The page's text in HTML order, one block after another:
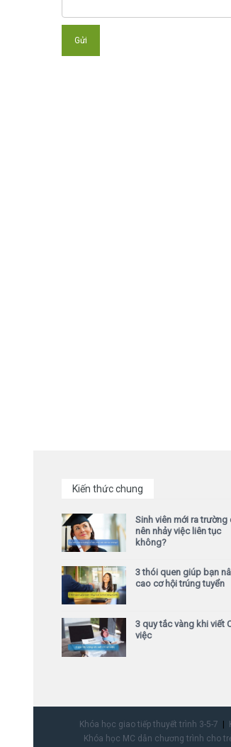
Kiến thức chung
Sinh viên mới ra trường
nên nhảy việc liên tục
không?
3 thói quen giúp bạn
cao cơ hội trúng tuyển
3 quy tắc vàng khi viết
việc
Khóa học giao tiếp thuyết trình 3-5-7
Khóa học MC dẫn chương trình cho